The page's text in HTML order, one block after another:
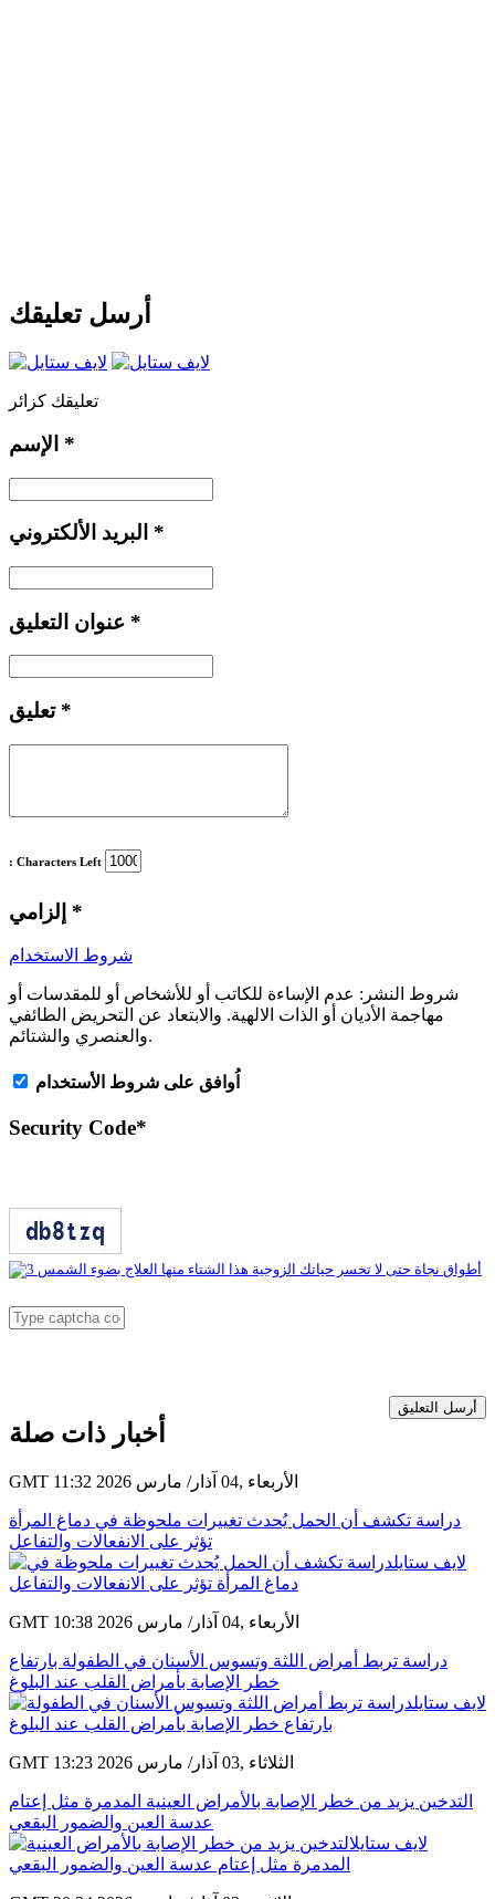
أرسل تعليقك
تعليقك كزائر
*
*
*
تعليق *
: Characters Left
*
شروط الاستخدام
شروط النشر: عدم الإساءة للكاتب أو للأشخاص أو للمقدسات أو
مهاجمة الأديان أو الذات الالهية. والابتعاد عن التحريض الطائفي
والعنصري والشتائم.
اُوافق على شروط الأستخدام
Security Code*
أرسل التعليق
أخبار ذات صلة
GMT 11:32 2026 الأربعاء ,04 آذار/ مارس
دراسة تكشف أن الحمل يُحدث تغييرات ملحوظة في دماغ المرأة
تؤثر على الانفعالات والتفاعل
GMT 10:38 2026 الأربعاء ,04 آذار/ مارس
دراسة تربط أمراض اللثة وتسوس الأسنان في الطفولة بارتفاع
خطر الإصابة بأمراض القلب عند البلوغ
GMT 13:23 2026 الثلاثاء ,03 آذار/ مارس
التدخين يزيد من خطر الإصابة بالأمراض العينية المدمرة مثل إعتام
عدسة العين والضمور البقعي